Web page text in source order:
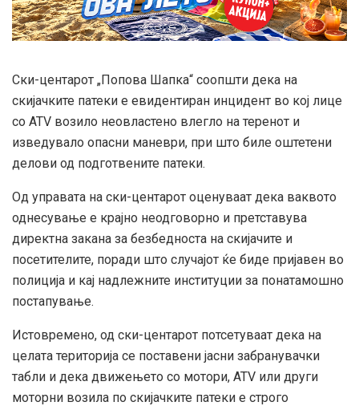
Ски-центарот „Попова Шапка“ соопшти дека на
скијачките патеки е евидентиран инцидент во кој лице
со ATV возило неовластено влегло на теренот и
изведувало опасни маневри, при што биле оштетени
делови од подготвените патеки.
Од управата на ски-центарот оценуваат дека ваквото
однесување е крајно неодговорно и претставува
директна закана за безбедноста на скијачите и
посетителите, поради што случајот ќе биде пријавен во
полиција и кај надлежните институции за понатамошно
постапување.
Истовремено, од ски-центарот потсетуваат дека на
целата територија се поставени јасни забранувачки
табли и дека движењето со мотори, ATV или други
моторни возила по скијачките патеки е строго